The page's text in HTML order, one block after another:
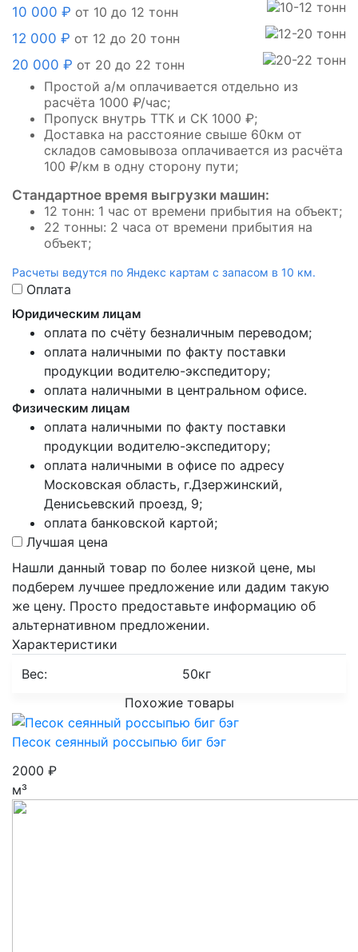
10 000 ₽ от 10 до 12 тонн
12 000 ₽ от 12 до 20 тонн
20 000 ₽ от 20 до 22 тонн
Простой а/м оплачивается отдельно из
расчёта 1000 ₽/час;
Пропуск внутрь ТТК и СК 1000 ₽;
Доставка на расстояние свыше 60км от
складов самовывоза оплачивается из расчёта
100 ₽/км в одну сторону пути;
Стандартное время выгрузки машин:
12 тонн: 1 час от времени прибытия на объект;
22 тонны: 2 часа от времени прибытия на
объект;
Расчеты ведутся по Яндекс картам с запасом в 10 км.
Оплата
Юридическим лицам
оплата по счёту безналичным переводом;
оплата наличными по факту поставки
продукции водителю-экспедитору;
оплата наличными в центральном офисе.
Физическим лицам
оплата наличными по факту поставки
продукции водителю-экспедитору;
оплата наличными в офисе по адресу
Московская область, г.Дзержинский,
Денисьевский проезд, 9;
оплата банковской картой;
Лучшая цена
Нашли данный товар по более низкой цене, мы
подберем лучшее предложение или дадим такую
же цену. Просто предоставьте информацию об
альтернативном предложении.
Характеристики
Вес:
50кг
Похожие товары
Песок сеянный россыпью биг бэг
2000 ₽
м³